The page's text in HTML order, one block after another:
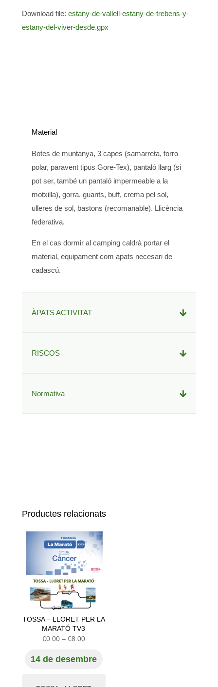
Download file: estany-de-vallell-estany-de-trebens-y-
estany-del-viver-desde.gpx
Material
Botes de muntanya, 3 capes (samarreta, forro
polar, paravent tipus Gore-Tex), pantaló llarg (si
pot ser, també un pantaló impermeable a la
motxilla), gorra, guants, buff, crema pel sol,
ulleres de sol, bastons (recomanable). Llicència
federativa.
En el cas dormir al camping caldrà portar el
material, equipament com apats necesari de
cadascú.
ÀPATS ACTIVITAT
RISCOS
Normativa
Productes relacionats
TOSSA – LLORET PER LA
MARATÓ TV3
€0.00 – €8.00Interval
preus:
14 de desembre